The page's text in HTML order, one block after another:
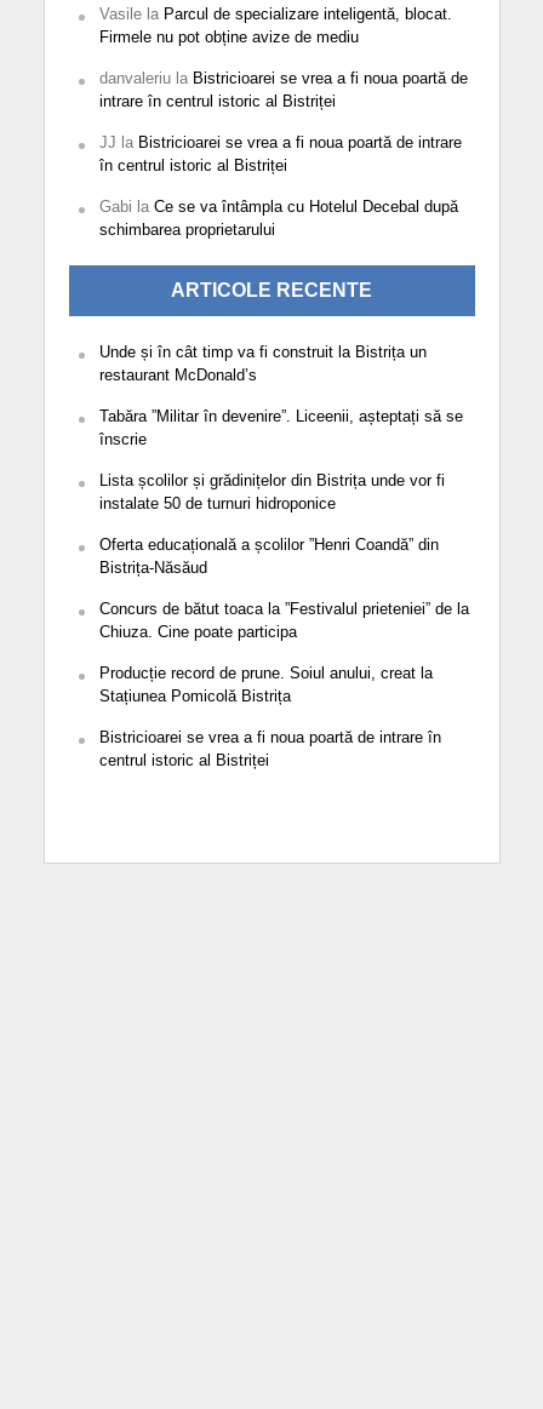
Vasilela Parcul de specializare inteligentă, blocat.
Firmele nu pot obține avize de mediu
danvaleriula Bistricioarei se vrea a fi noua poartă de
intrare în centrul istoric al Bistriței
JJ la Bistricioarei se vrea a fi noua poartă de intrare
în centrul istoric al Bistriței
Gabi la Ce se va întâmpla cu Hotelul Decebal după
schimbarea proprietarului
ARTICOLE RECENTE
Unde și în cât timp va fi construit la Bistrița un
restaurant McDonald’s
Tabăra ”Militar în devenire”. Liceenii, așteptați să se
înscrie
Lista școlilor și grădinițelor din Bistrița unde vor fi
instalate 50 de turnuri hidroponice
Oferta educațională a școlilor ”Henri Coandă” din
Bistrița-Năsăud
Concurs de bătut toaca la ”Festivalul prieteniei” de la
Chiuza. Cine poate participa
Producție record de prune. Soiul anului, creat la
Stațiunea Pomicolă Bistrița
Bistricioarei se vrea a fi noua poartă de intrare în
centrul istoric al Bistriței